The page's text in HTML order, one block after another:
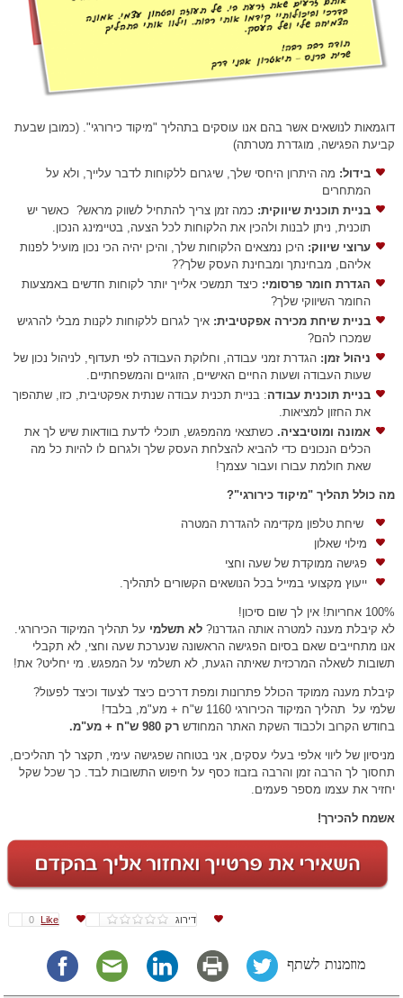
דוגמאות לנושאים אשר בהם אנו עוסקים בתהליך "מיקוד כירורגי". (כמובן שבעת
קביעת הפגישה, מוגדרת מטרתה)
בידול: מה היתרון היחסי שלך, שיגרום ללקוחות לדבר עלייך, ולא על
המתחרים
בניית תוכנית שיווקית: כמה זמן צריך להתחיל לשווק מראש? כאשר יש
תוכנית, ניתן לבנות ולהכין את הלקוחות לכל הצעה, בטיימינג הנכון.
ערוצי שיווק: היכן נמצאים הלקוחות שלך, והיכן יהיה הכי נכון מועיל לפנות
אליהם, מבחינתך ומבחינת העסק שלך??
הגדרת חומר פרסומי: כיצד תמשכי אלייך יותר לקוחות חדשים באמצעות
החומר השיווקי שלך?
בניית שיחת מכירה אפקטיבית: איך לגרום ללקוחות לקנות מבלי להרגיש
שמכרו להם?
ניהול זמן: הגדרת זמני עבודה, וחלוקת העבודה לפי תעדוף, לניהול נכון של
שעות העבודה ושעות החיים האישיים, הזוגיים והמשפחתיים.
בניית תוכנית עבודה: בניית תכנית עבודה שנתית אפקטיבית, כזו, שתהפוך
את החזון למציאות.
אמונה ומוטיבציה. כשתצאי מהמפגש, תוכלי לדעת בוודאות שיש לך את
הכלים הנכונים כדי להביא להצלחת העסק שלך ולגרום לו להיות כל מה
שאת חולמת עבורו ועבור עצמך!
מה כולל תהליך "מיקוד כירורגי"?
שיחת טלפון מקדימה להגדרת המטרה
מילוי שאלון
פגישה ממוקדת של שעה וחצי
ייעוץ מקצועי במייל בכל הנושאים הקשורים לתהליך.
100% אחריות! אין לך שום סיכון!
לא קיבלת מענה למטרה אותה הגדרנו?לא תשלמי על תהליך המיקוד הכירורגי.
אנו מתחייבים שאם בסיום הפגישה הראשונה שנערכת שעה וחצי, לא תקבלי
תשובות לשאלה המרכזית שאיתה הגעת, לא תשלמי על המפגש. מי יחליט? את!
קיבלת מענה ממוקד הכולל פתרונות ומפת דרכים כיצד לצעוד וכיצד לפעול?
שלמי על תהליך המיקוד הכירורגי 1160 ש"ח + מע"מ, בלבד!
בחודש הקרוב ולכבוד השקת האתר המחודשרק 980 ש"ח + מע"מ.
מניסיון של ליווי אלפי בעלי עסקים, אני בטוחה שפגישה עימי, תקצר לך תהליכים,
תחסוך לך הרבה זמן והרבה בזבוז כסף על חיפוש התשובות לבד. כך שכל שקל
יחזיר את עצמו מספר פעמים.
אשמח להכירך!
Like
0 דירוג
מוזמנות לשתף